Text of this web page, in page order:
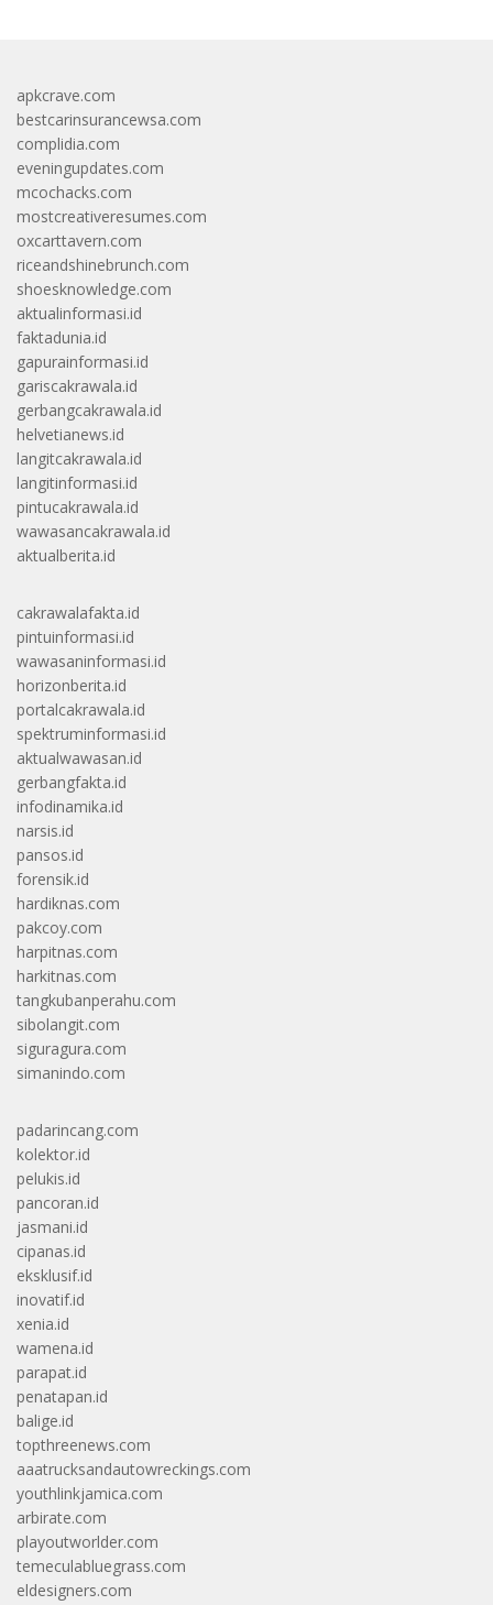
apkcrave.com
bestcarinsurancewsa.com
complidia.com
eveningupdates.com
mcochacks.com
mostcreativeresumes.com
oxcarttavern.com
riceandshinebrunch.com
shoesknowledge.com
aktualinformasi.id
faktadunia.id
gapurainformasi.id
gariscakrawala.id
gerbangcakrawala.id
helvetianews.id
langitcakrawala.id
langitinformasi.id
pintucakrawala.id
wawasancakrawala.id
aktualberita.id
cakrawalafakta.id
pintuinformasi.id
wawasaninformasi.id
horizonberita.id
portalcakrawala.id
spektruminformasi.id
aktualwawasan.id
gerbangfakta.id
infodinamika.id
narsis.id
pansos.id
forensik.id
hardiknas.com
pakcoy.com
harpitnas.com
harkitnas.com
tangkubanperahu.com
sibolangit.com
siguragura.com
simanindo.com
padarincang.com
kolektor.id
pelukis.id
pancoran.id
jasmani.id
cipanas.id
eksklusif.id
inovatif.id
xenia.id
wamena.id
parapat.id
penatapan.id
balige.id
topthreenews.com
aaatrucksandautowreckings.com
youthlinkjamica.com
arbirate.com
playoutworlder.com
temeculabluegrass.com
eldesigners.com